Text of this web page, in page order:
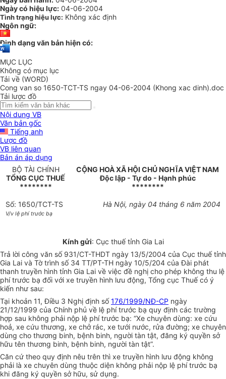
Ngày có hiệu lực: 04-06-2004
Tình trạng hiệu lực: Không xác định
Ngôn ngữ:
Định dạng văn bản hiện có:
MỤC LỤC
Không có mục lục
Tải về (WORD)
Cong van so 1650-TCT-TS ngay 04-06-2004 (Khong xac dinh).doc
Tải lược đồ
Nội dung VB
Văn bản gốc
Tiếng anh
Lược đồ
VB liên quan
Bản án áp dụng
BỘ TÀI CHÍNH
TỔNG CỤC THUẾ
********
CỘNG HOÀ XÃ HỘI CHỦ NGHĨA VIỆT NAM
Độc lập - Tự do - Hạnh phúc
********
Số: 1650/TCT-TS
V/v lệ phí trước bạ
Hà Nội, ngày 04 tháng 6 năm 2004
Kính gửi: Cục thuế tỉnh Gia Lai
Trả lời công văn số 931/CT-THDT ngày 13/5/2004 của Cục thuế tỉnh
Gia Lai và Tờ trình số 34 TT/PT-TH ngày 10/5/204 của Đài phát
thanh truyền hình tỉnh Gia Lai về việc đề nghị cho phép không thu lệ
phí trước bạ đối với xe truyền hình lưu động, Tổng cục Thuế có ý
kiến như sau:
Tại khoản 11, Điều 3 Nghị định số176/1999/NĐ-CP ngày
21/12/1999 của Chính phủ về lệ phí trước bạ quy định các trường
hợp sau không phải nộp lệ phí trước bạ: “Xe chuyên dùng: xe cứu
hoả, xe cứu thương, xe chở rác, xe tưới nước, rửa đường; xe chuyên
dùng cho thương binh, bệnh binh, người tàn tật, đăng ký quyền sở
hữu tên thương binh, bệnh binh, người tàn tật”.
Căn cứ theo quy định nêu trên thì xe truyền hình lưu động không
phải là xe chuyên dùng thuộc diện không phải nộp lệ phí trước bạ
khi đăng ký quyền sở hữu, sử dụng.